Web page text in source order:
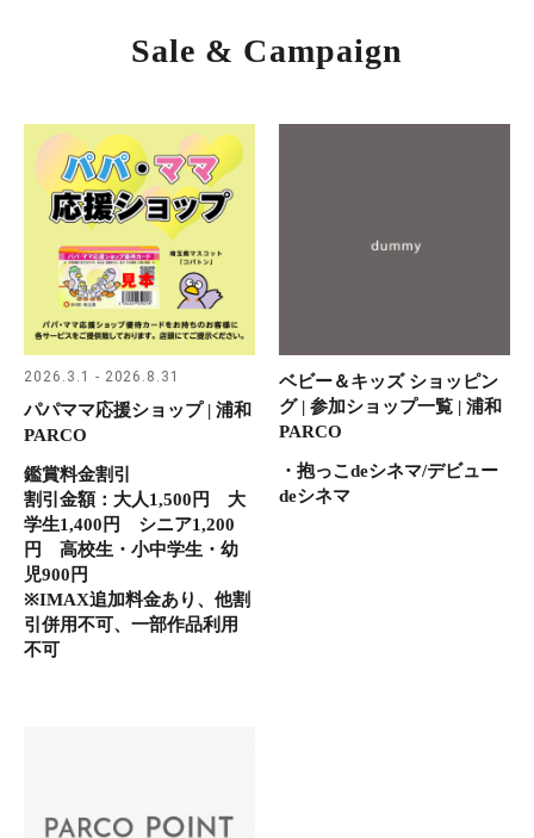
Sale & Campaign
2026.3.1 - 2026.8.31
パパママ応援ショップ | 浦和
PARCO
鑑賞料金割引
割引金額：大人1,500円 大
学生1,400円 シニア1,200
円 高校生・小中学生・幼
児900円
※IMAX追加料金あり、他割
引併用不可、一部作品利用
不可
ベビー＆キッズ ショッピン
グ | 参加ショップ一覧 | 浦和
PARCO
・抱っこdeシネマ/デビュー
deシネマ